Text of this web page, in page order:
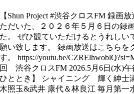
【Shun Project #渋谷クロスFM 録画
ただいた、２０２６年５月６日の録
た。 ぜひ観ていただけるとうれしい
願い致します。 録画放送はこちらを
す。 https://youtu.be/
回 渋谷クロスFM 2026.5月6日(水)午
ひととき】 シャイニング 輝く紳
木照玉&武井 康代＆林良江 毎月第